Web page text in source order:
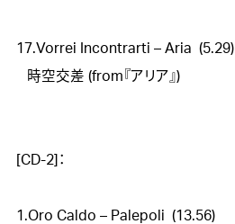
17.Vorrei Incontrarti – Aria  (5.29)
[CD-2]：
1.Oro Caldo – Palepoli  (13.56)